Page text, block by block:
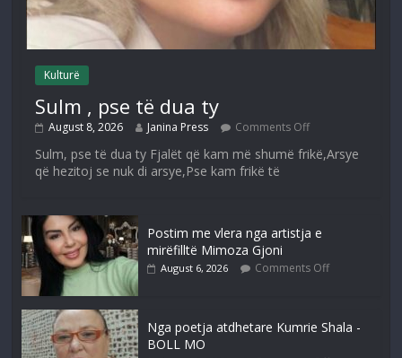
Kulturë
Sulm , pse të dua ty
August 8, 2026 Janina Press Comments Off
Sulm, pse të dua ty Fjalët që kam më shumë frikë,Arsye
që hezitoj se nuk di arsye,Pse kam frikë të
Postim me vlera nga artistja e
mirëfilltë Mimoza Gjoni
August 6, 2026 Comments Off
Nga poetja atdhetare Kumrie Shala -
BOLL MO